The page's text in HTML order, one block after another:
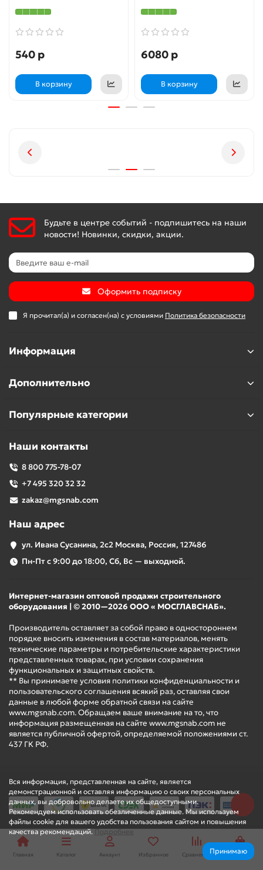
540 р
В корзину
6080 р
В корзину
Вся информация, представленная на сайте, является
демонстрационной и оставляя информацию о своих персональных
данных, вы добровольно делаете их общедоступными.
Рекомендуем использовать обезличенные данные. Мы используем
файлы cookie для вашего удобства пользования сайтом и повышения
качества рекомендаций.Подробнее
Принимаю
Будьте в центре событий - подпишитесь на наши
новости! Новинки, скидки, акции.
Оформить подписку
Я прочитал(а) и согласен(на) с условиями Политика безопасности
Информация
Дополнительно
Популярные категории
Наши контакты
8 800 775-78-07
+7 495 320 32 32
zakaz@mgsnab.com
Наш адрес
ул. Ивана Сусанина, 2с2 Москва, Россия, 127486
Пн-Пт с 9:00 до 18:00, Сб, Вс — выходной.
Интернет-магазин оптовой продажи строительного
оборудования | © 2010—2026 ООО « МОСГЛАВСНАБ».
Производитель оставляет за собой право в одностороннем
порядке вносить изменения в состав материалов, менять
технические параметры и потребительские характеристики
представленных товарах, при условии сохранения
функциональных и защитных свойств.
** Вы принимаете условия политики конфиденциальности и
пользовательского соглашения всякий раз, оставляя свои
данные в любой форме обратной связи на сайте
www.mgsnab.com. Обращаем ваше внимание на то, что
информация размещенная на сайте www.mgsnab.com не
является публичной офертой, определяемой положениями ст.
437 ГК РФ.
Главная Каталог Аккаунт Избранное Сравнение Корзина